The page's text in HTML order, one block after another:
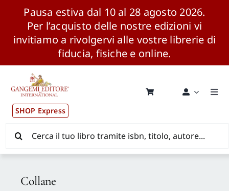
Pausa estiva dal 10 al 28 agosto 2026.
Per l’acquisto delle nostre edizioni vi
invitiamo a rivolgervi alle vostre librerie di
fiducia, fisiche e online.
contenuto
SHOP Express
Pubblicazioni
News ed Eventi
Distribuzione Wolrdwide
per:
Collane